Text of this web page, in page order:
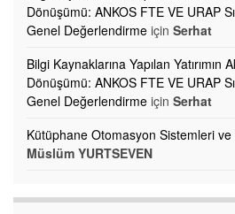
Dönüşümü: ANKOS FTE VE URAP
Genel Değerlendirme için Serhat
Bilgi Kaynaklarına Yapılan Yatırımın
Dönüşümü: ANKOS FTE VE URAP
Genel Değerlendirme için Serhat
Kütüphane Otomasyon Sistemleri
Müslüm YURTSEVEN